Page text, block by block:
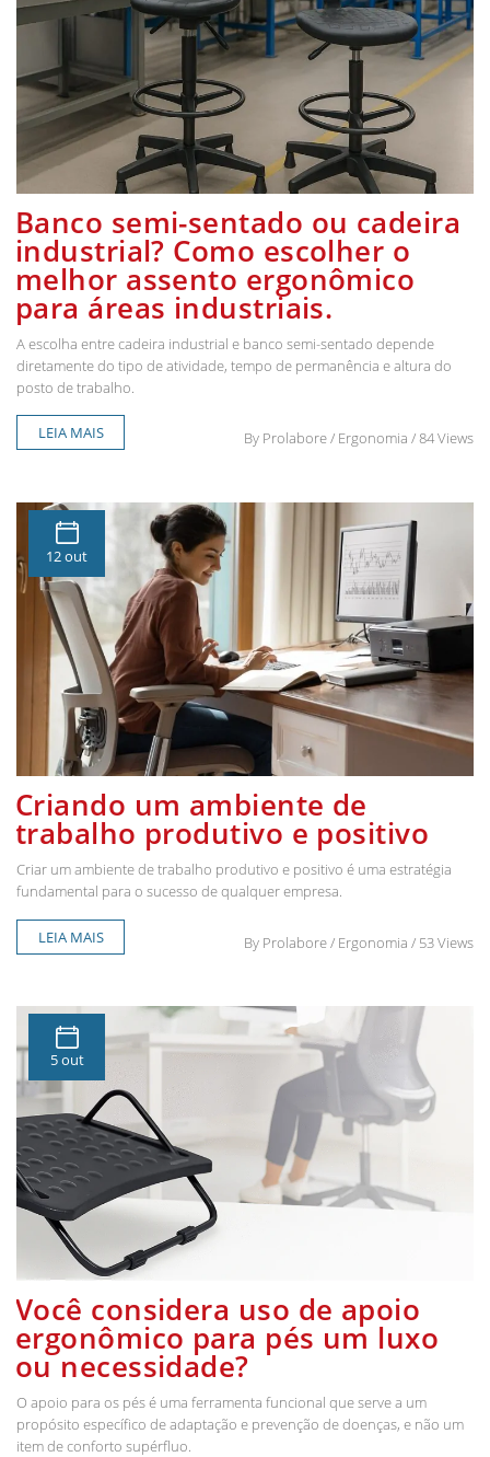
Banco semi-sentado ou cadeira
industrial? Como escolher o
melhor assento ergonômico
para áreas industriais.
A escolha entre cadeira industrial e banco semi-sentado depende
diretamente do tipo de atividade, tempo de permanência e altura do
posto de trabalho.
LEIA MAIS By Prolabore/ Ergonomia / 84 Views
12 out
Criando um ambiente de
trabalho produtivo e positivo
Criar um ambiente de trabalho produtivo e positivo é uma estratégia
fundamental para o sucesso de qualquer empresa.
LEIA MAIS By Prolabore/ Ergonomia / 53 Views
5 out
Você considera uso de apoio
ergonômico para pés um luxo
ou necessidade?
O apoio para os pés é uma ferramenta funcional que serve a um
propósito específico de adaptação e prevenção de doenças, e não um
item de conforto supérfluo.